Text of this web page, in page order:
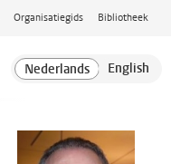
Organisatiegids Bibliotheek